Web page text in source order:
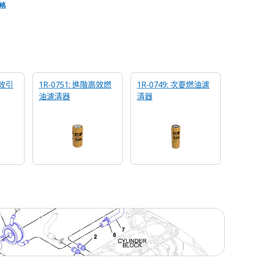
引
1R-0751: 進階高效燃
油濾清器
1R-0749: 次要燃油濾
清器